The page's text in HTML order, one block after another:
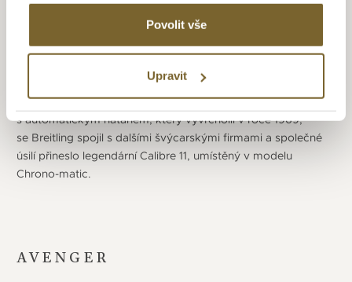
Povolit vše
Upravit
paliva, doletu či úhlu klesání. O deset let později přišel věk
dobývání vesmíru a astronaut Scott Carpenter obletěl
vybaveným čtyřiadvacetihodinovým zobrazením času.
Ve velkém závodu o prvenství v oblasti chronografu
s automatickým nátahem, který vyvrcholil v roce 1969,
se Breitling spojil s dalšími švýcarskými firmami a společné
úsilí přineslo legendární Calibre 11, umístěný v modelu
Chrono-matic.
AVENGER